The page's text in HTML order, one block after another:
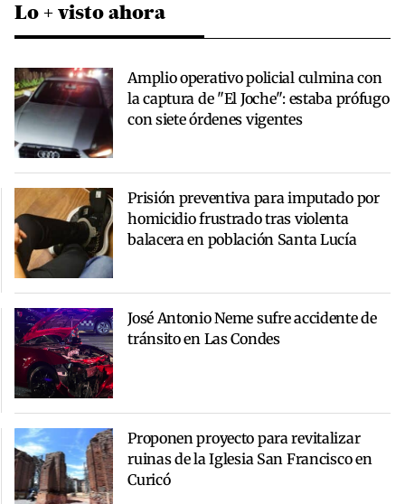
Lo + visto ahora
Amplio operativo policial culmina con
la captura de "El Joche": estaba prófugo
con siete órdenes vigentes
Prisión preventiva para imputado por
homicidio frustrado tras violenta
balacera en población Santa Lucía
José Antonio Neme sufre accidente de
tránsito en Las Condes
Proponen proyecto para revitalizar
ruinas de la Iglesia San Francisco en
Curicó